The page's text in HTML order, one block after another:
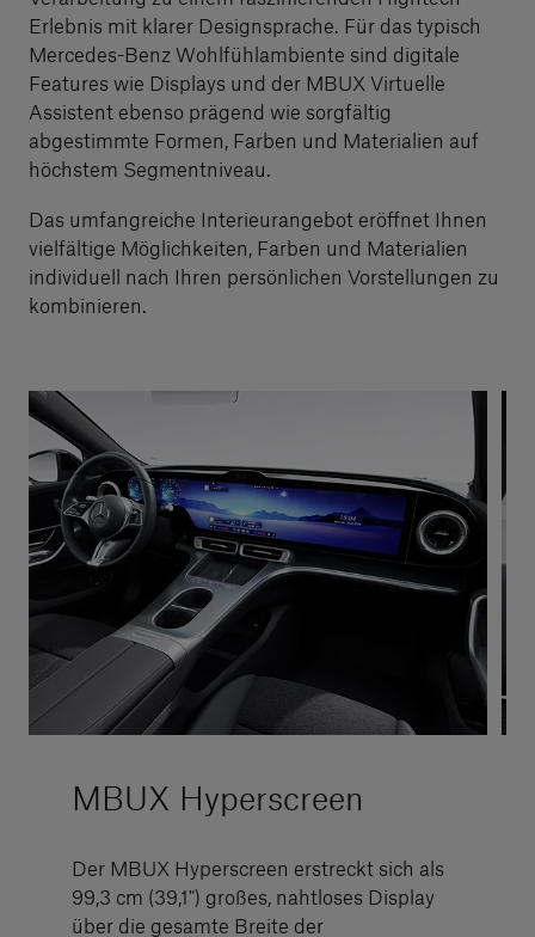
Erlebnis mit klarer Designsprache. Für das typisch
Mercedes-Benz Wohlfühlambiente sind digitale
Features wie Displays und der MBUX Virtuelle
Assistent ebenso prägend wie sorgfältig
abgestimmte Formen, Farben und Materialien auf
höchstem Segmentniveau.
Das umfangreiche Interieurangebot eröffnet Ihnen
vielfältige Möglichkeiten, Farben und Materialien
individuell nach Ihren persönlichen Vorstellungen zu
kombinieren.
MBUX Hyperscreen
Der MBUX Hyperscreen erstreckt sich als
99,3 cm (39,1") großes, nahtloses Display
über die gesamte Breite der